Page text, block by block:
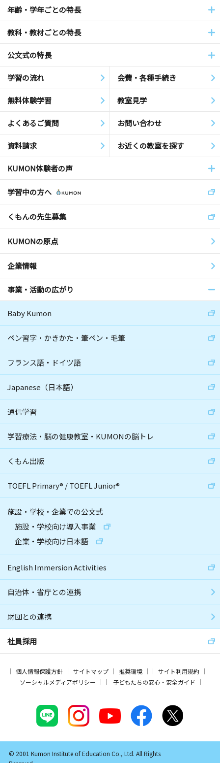
年齢・学年ごとの特長
教科・教材ごとの特長
公文式の特長
学習の流れ 会費・各種手続き
無料体験学習 教室見学
よくあるご質問 お問い合わせ
資料請求 お近くの教室を探す
KUMON体験者の声
学習中の方へ
くもんの先生募集
KUMONの原点
企業情報
事業・活動の広がり
Baby Kumon
ペン習字・かきかた・筆ペン・毛筆
フランス語・ドイツ語
Japanese（日本語）
通信学習
学習療法・脳の健康教室・KUMONの脳トレ
くもん出版
TOEFL Primary® /TOEFL Junior®
施設・学校・企業での公文式
施設・学校向け導入事業
企業・学校向け日本語
English Immersion Activities
自治体・省庁との連携
財団との連携
社員採用
個人情報保護方針 サイトマップ 推奨環境
サイト利用規約
ソーシャルメディアポリシー
子どもたちの安心・安全ガイド
© 2001 Kumon Institute of Education Co., Ltd. All Rights